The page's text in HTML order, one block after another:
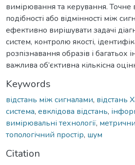
вимірювання та керування. Точне
подібності або відмінності між
ефективно вирішувати задачі
систем, контролю якості,
розпізнавання образів і багатьох
важлива об’єктивна кількісна
Keywords
відстань між сигналами, відстань
система, евклідова відстань,
вимірювальні технології,
топологічний простір, шум
Citation